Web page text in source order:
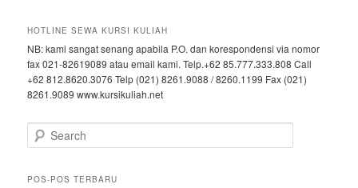
HOTLINE SEWA KURSI KULIAH
NB: kami sangat senang apabila P.O. dan korespondensi via nomor
fax 021-82619089 atau email kami. Telp.+62 85.777.333.808 Call
+62 812.8620.3076 Telp (021) 8261.9088 / 8260.1199 Fax (021)
8261.9089 www.kursikuliah.net
Search
POS-POS TERBARU